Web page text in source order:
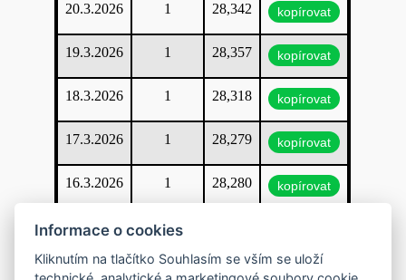
20.3.2026 1 28,342 kopírovat
19.3.2026 1 28,357 kopírovat
18.3.2026 1 28,318 kopírovat
17.3.2026 1 28,279 kopírovat
16.3.2026 1 28,280 kopírovat
13.3.2026 1
12.3.2026 1 28,316 kopírovat
Informace o cookies
Kliknutím na tlačítko Souhlasím se vším se uloží